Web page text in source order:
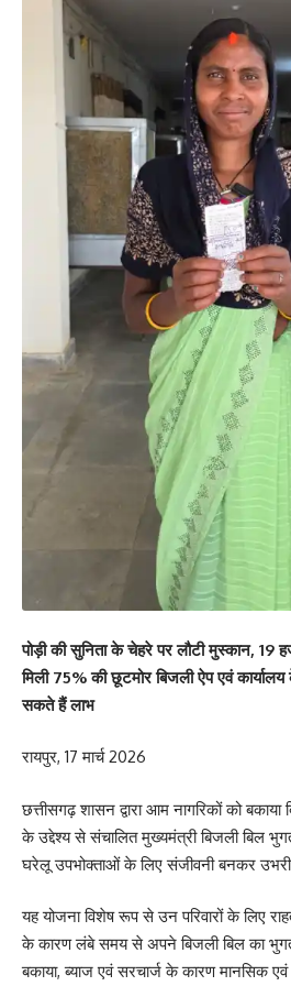
पोड़ी की सुनिता के चेहरे पर लौटी मुस्कान, 19
मिली 75% की छूटमोर बिजली ऐप एवं
सकते हैं लाभ
रायपुर, 17 मार्च 2026
छत्तीसगढ़ शासन द्वारा आम नागरिकों को
के उद्देश्य से संचालित मुख्यमंत्री बिजली बिल
घरेलू उपभोक्ताओं के लिए संजीवनी बनकर
यह योजना विशेष रूप से उन परिवारों के लिए
के कारण लंबे समय से अपने बिजली बिल का
बकाया, ब्याज एवं सरचार्ज के कारण मानसिक